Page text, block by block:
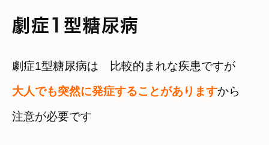
劇症1型糖尿病
劇症1型糖尿病は　比較的まれな疾患ですが
大人でも突然に発症することがありますから
注意が必要です